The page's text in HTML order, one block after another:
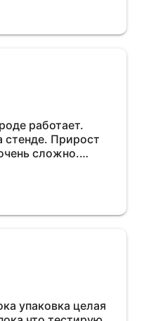
работает.
стенде. Прирост
сложно.
и посмотрю, что
упаковка целая